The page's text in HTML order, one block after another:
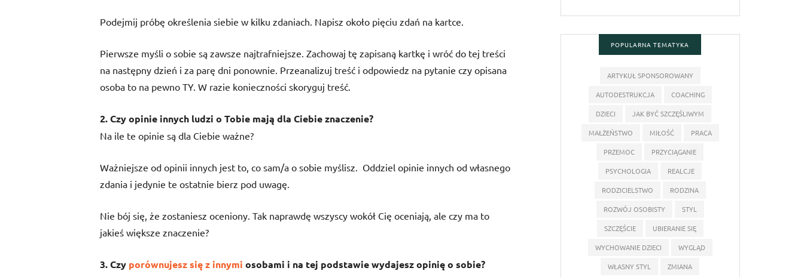
Podejmij próbę określenia siebie w kilku zdaniach. Napisz około pięciu zdań na kartce.
Pierwsze myśli o sobie są zawsze najtrafniejsze. Zachowaj tę zapisaną kartkę i wróć do tej treści
na następny dzień i za parę dni ponownie. Przeanalizuj treść i odpowiedz na pytanie czy opisana
osoba to na pewno TY. W razie konieczności skoryguj treść.
2. Czy opinie innych ludzi o Tobie mają dla Ciebie znaczenie?
Na ile te opinie są dla Ciebie ważne?
Ważniejsze od opinii innych jest to, co sam/a o sobie myślisz. Oddziel opinie innych od własnego
zdania i jedynie te ostatnie bierz pod uwagę.
Nie bój się, że zostaniesz oceniony. Tak naprawdę wszyscy wokół Cię oceniają, ale czy ma to
jakieś większe znaczenie?
3. Czy porównujesz się z innymi osobami i na tej podstawie wydajesz opinię o sobie?
POPULARNA TEMATYKA
ARTYKUŁ SPONSOROWANY
AUTODESTRUKCJA
COACHING
DZIECI
JAK BYĆ SZCZĘŚLIWYM
MAŁŻEŃSTWO
MIŁOŚĆ
PRACA
PRZEMOC
PRZYCIĄGANIE
PSYCHOLOGIA
REALCJE
RODZICIELSTWO
RODZINA
ROZWÓJ OSOBISTY
STYL
SZCZĘŚCIE
UBIERANIE SIĘ
WYCHOWANIE DZIECI
WYGLĄD
WŁASNY STYL
ZMIANA